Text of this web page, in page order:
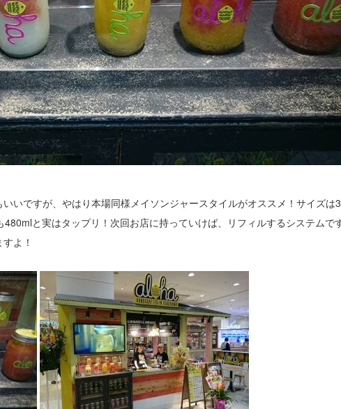
いですが、やはり本場同様メイソンジャースタイルがオススメ！サイズは
と実はタップリ！次回お店に持っていけば、リフィルするシステムで
よ！